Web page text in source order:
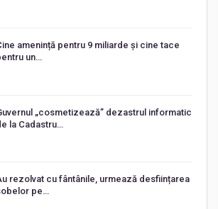
amenință pentru 9 miliarde și cine tace
un…
„cosmetizează” dezastrul informatic
la Cadastru…
rezolvat cu fântânile, urmează desființarea
pe…